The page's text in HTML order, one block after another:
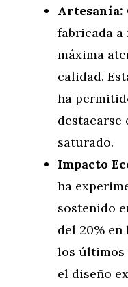
Artesanía:
fabricada a
máxima
calidad.
ha
destacarse
saturado.
Impacto
ha
sostenido
del 20%
los últimos
el diseño